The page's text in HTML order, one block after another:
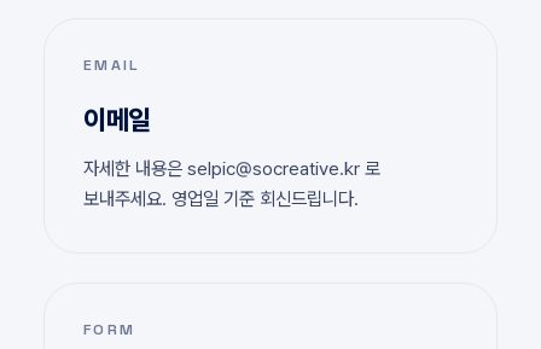
EMAIL
이메일
자세한 내용은 selpic@socreative.kr 로
보내주세요. 영업일 기준 회신드립니다.
FORM